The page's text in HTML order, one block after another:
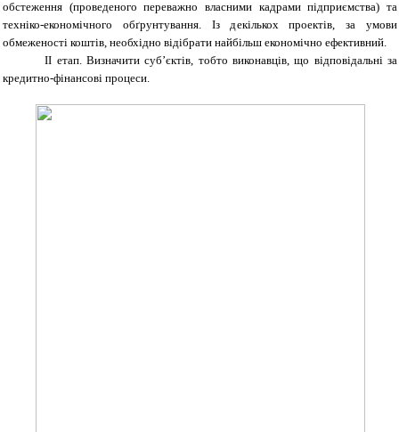
обстеження (проведеного переважно власними кадрами підприємства) та
техніко-економічного обґрунтування. Із декількох проектів, за умови
обмеженості коштів, необхідно відібрати найбільш економічно ефективний.
ІІ етап. Визначити суб’єктів, тобто виконавців, що відповідальні за
кредитно-фінансові процеси.